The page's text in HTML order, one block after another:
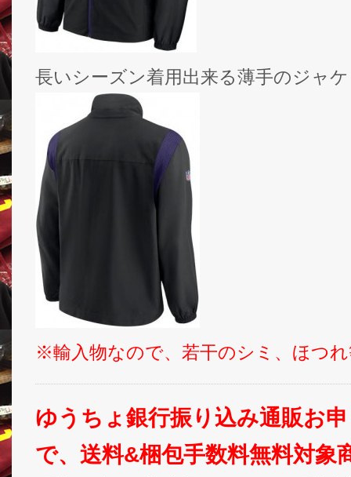
長いシーズン着用出来る薄手のジャ
※輸入物なので、若干のシミ、ほつ
ゆうちょ銀行振り込み通販お
で、送料&梱包手数料無料対象